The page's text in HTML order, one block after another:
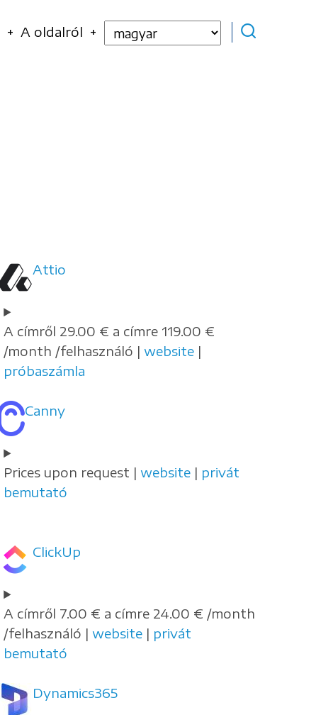
A oldalról
Select
your
Attio
A címről 29.00 € a címre 119.00 €
/month /felhasználó |website |
próbaszámla
Canny
Prices upon request |website | privát
bemutató
ClickUp
A címről 7.00 € a címre 24.00 € /month
/felhasználó |website | privát
bemutató
Dynamics365